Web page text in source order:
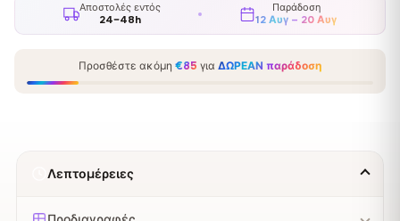
Αποστολές εντός
24–48h
Παράδοση
12 Αυγ – 20 Αυγ
Προσθέστε ακόμη €85 για ΔΩΡΕΑΝ παράδοση
Λεπτομέρειες